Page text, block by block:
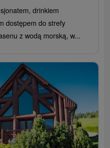
drinkiem
dostępem do strefy
z wodą morską, w...